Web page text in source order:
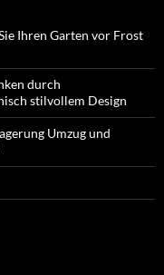
Ihren Garten vor Frost
durch
stilvollem Design
Umzug und